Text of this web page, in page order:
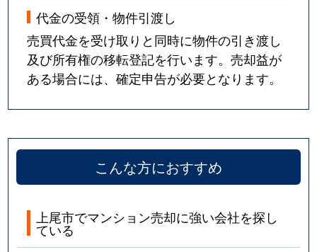
代金の受領・物件引渡し
売買代金を受け取りと同時に物件の引き渡し
及び所有権の移転登記を行います。売却益が
ある場合には、確定申告が必要となります。
こんな方におすすめ
上尾市でマンション売却に強い会社を探し
ている